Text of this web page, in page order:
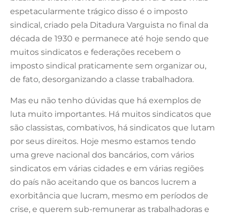
espetacularmente trágico disso é o imposto
sindical, criado pela Ditadura Varguista no final da
década de 1930 e permanece até hoje sendo que
muitos sindicatos e federações recebem o
imposto sindical praticamente sem organizar ou,
de fato, desorganizando a classe trabalhadora.
Mas eu não tenho dúvidas que há exemplos de
luta muito importantes. Há muitos sindicatos que
são classistas, combativos, há sindicatos que lutam
por seus direitos. Hoje mesmo estamos tendo
uma greve nacional dos bancários, com vários
sindicatos em várias cidades e em várias regiões
do país não aceitando que os bancos lucrem a
exorbitância que lucram, mesmo em períodos de
crise, e querem sub-remunerar as trabalhadoras e